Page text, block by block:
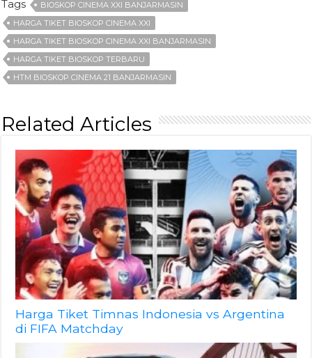
Tags
BIOSKOP CINEMA XXI BANJARMASIN
HARGA TIKET BIOSKOP CINEMA XXI
HARGA TIKET BIOSKOP CINEMA XXI BANJARMASIN
HARGA TIKET BIOSKOP TERBARU
HTM BIOSKOP CINEMA 21 BANJARMASIN
Related Articles
Harga Tiket Timnas Indonesia vs Argentina
di FIFA Matchday